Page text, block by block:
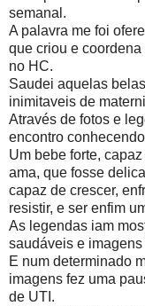
semanal.
A palavra me foi
que criou e
no HC.
Saudei aquelas
inimitaveis de
Através de fotos e
encontro
Um bebe forte,
ama, que fosse
capaz de crescer,
resistir, e ser enfim
As legendas iam
saudáveis e imagens
E num determinado
imagens fez uma
de UTI.